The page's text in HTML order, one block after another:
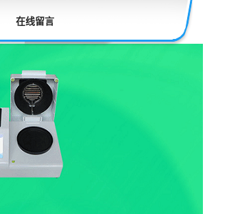
在线留言